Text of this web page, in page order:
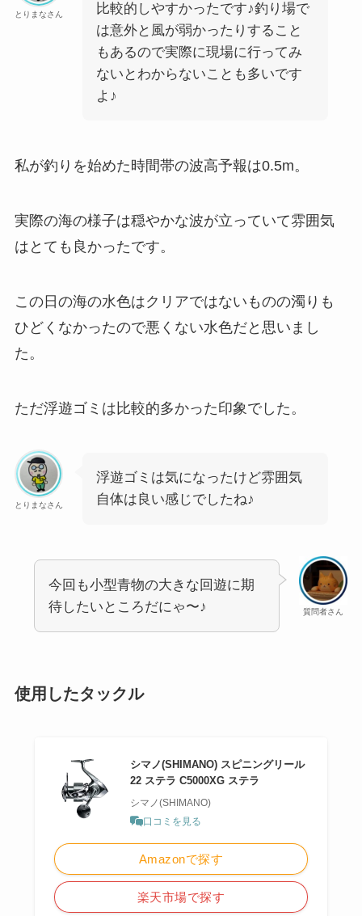
とりまなさん
比較的しやすかったです♪釣り場で
は意外と風が弱かったりすること
もあるので実際に現場に行ってみ
ないとわからないことも多いです
よ♪
私が釣りを始めた時間帯の波高予報は0.5m。
実際の海の様子は穏やかな波が立っていて雰囲気
はとても良かったです。
この日の海の水色はクリアではないものの濁りも
ひどくなかったので悪くない水色だと思いまし
た。
ただ浮遊ゴミは比較的多かった印象でした。
とりまなさん
浮遊ゴミは気になったけど雰囲気
自体は良い感じでしたね♪
質問者さん
今回も小型青物の大きな回遊に期
待したいところだにゃ〜♪
使用したタックル
シマノ(SHIMANO) スピニングリール
22 ステラ C5000XG ステラ
シマノ(SHIMANO)
口コミを見る
Amazonで探す
楽天市場で探す